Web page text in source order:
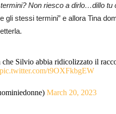
Non riesco a dirlo…dillo tu
gli stessi termini” e allora Tina
che Silvio abbia ridicolizzato il
pic.twitter.com/t9OXFkbgEW
March 20, 2023